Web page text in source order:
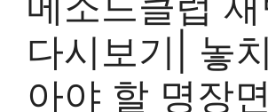
다시보기| 놓
아야 할 명장